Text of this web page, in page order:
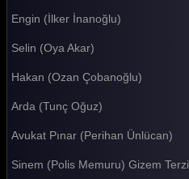
Engin (İlker İnanoğlu)
Selin (Oya Akar)
Hakan (Ozan Çobanoğlu)
Arda (Tunç Oğuz)
Avukat Pınar (Perihan Ünlücan)
Sinem (Polis Memuru) Gizem Terzi